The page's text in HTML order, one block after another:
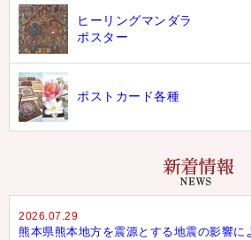
ヒーリングマンダラ
ポスター
ポストカード各種
2026.07.29
熊本県熊本地方を震源とする地震の影響に